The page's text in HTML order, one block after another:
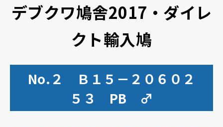
デブクワ鳩舎2017・ダイレ
クト輸入鳩
No.２ Ｂ１５－２０６０２
５３ PB ♂